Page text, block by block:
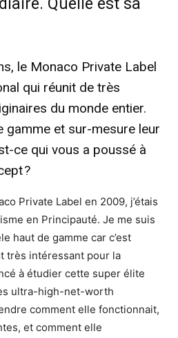
Quelle est sa
le Monaco Private Label
qui réunit de très
du monde entier.
gamme et sur-mesure leur
ce qui vous a poussé à
?
Private Label en 2009, j’étais
en Principauté. Je me suis
haut de gamme car c’est
très intéressant pour la
à étudier cette super élite
ultra-high-net-worth
comment elle fonctionnait,
et comment elle